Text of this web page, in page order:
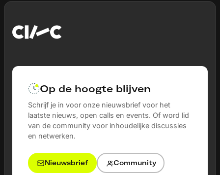
Op de hoogte blijven
Schrijf je in voor onze nieuwsbrief voor het
laatste nieuws, open calls en events. Of word lid
van de community voor inhoudelijke discussies
en netwerken.
Nieuwsbrief Community